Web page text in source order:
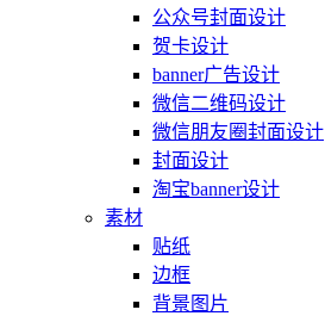
公众号封面设计
贺卡设计
banner广告设计
微信二维码设计
微信朋友圈封面设计
封面设计
淘宝banner设计
素材
贴纸
边框
背景图片